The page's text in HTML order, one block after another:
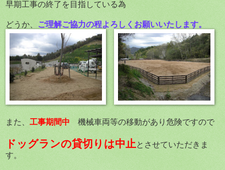
早期工事の終了を目指している為
どうか、 ご理解ご協力の程よろしくお願いいたします。
また、 工事期間中 機械車両等の移動があり危険ですので
ドッグランの貸切りは中止とさせていただきま
す。